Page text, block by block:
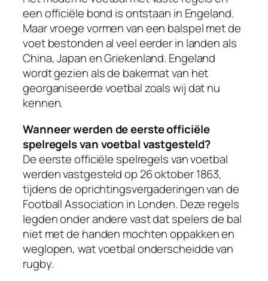
een officiële bond is ontstaan in Engeland.
Maar vroege vormen van een balspel met de
voet bestonden al veel eerder in landen als
China, Japan en Griekenland. Engeland
wordt gezien als de bakermat van het
georganiseerde voetbal zoals wij dat nu
kennen.
Wanneer werden de eerste officiële
spelregels van voetbal vastgesteld?
De eerste officiële spelregels van voetbal
werden vastgesteld op 26 oktober 1863,
tijdens de oprichtingsvergaderingen van de
Football Association in Londen. Deze regels
legden onder andere vast dat spelers de bal
niet met de handen mochten oppakken en
weglopen, wat voetbal onderscheidde van
rugby.